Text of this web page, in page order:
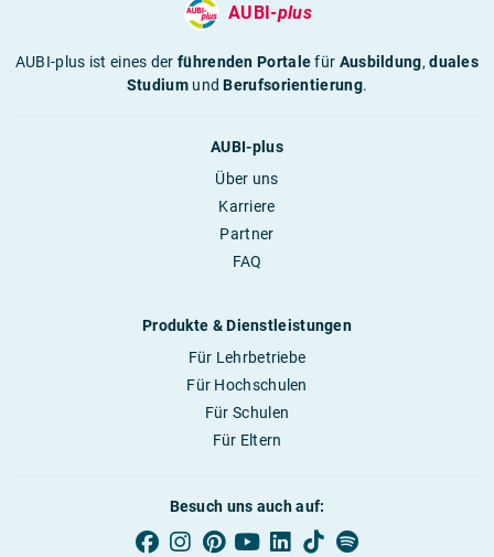
AUBI-plus
AUBI-plus ist eines derführenden Portalefür Ausbildung,duales
StudiumundBerufsorientierung.
AUBI-plus
Über uns
Karriere
Partner
FAQ
Produkte & Dienstleistungen
Für Lehrbetriebe
Für Hochschulen
Für Schulen
Für Eltern
Besuch uns auch auf: